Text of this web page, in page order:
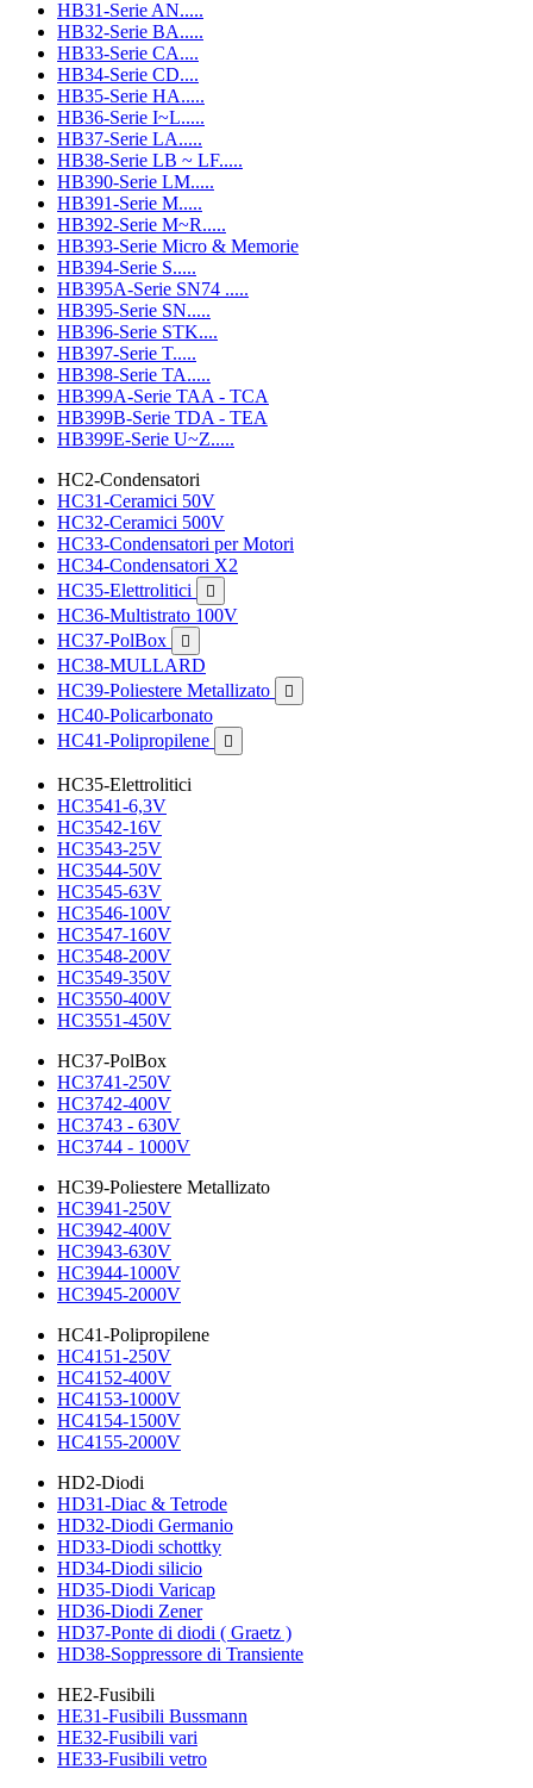
HB31-Serie AN.....
HB32-Serie BA.....
HB33-Serie CA....
HB34-Serie CD....
HB35-Serie HA.....
HB36-Serie I~L.....
HB37-Serie LA.....
HB38-Serie LB ~ LF.....
HB390-Serie LM.....
HB391-Serie M.....
HB392-Serie M~R.....
HB393-Serie Micro & Memorie
HB394-Serie S.....
HB395A-Serie SN74 .....
HB395-Serie SN.....
HB396-Serie STK....
HB397-Serie T.....
HB398-Serie TA.....
HB399A-Serie TAA - TCA
HB399B-Serie TDA - TEA
HB399E-Serie U~Z.....
HC2-Condensatori
HC31-Ceramici 50V
HC32-Ceramici 500V
HC33-Condensatori per Motori
HC34-Condensatori X2
HC35-Elettrolitici

HC36-Multistrato 100V
HC37-PolBox

HC38-MULLARD
HC39-Poliestere Metallizato

HC40-Policarbonato
HC41-Polipropilene

HC35-Elettrolitici
HC3541-6,3V
HC3542-16V
HC3543-25V
HC3544-50V
HC3545-63V
HC3546-100V
HC3547-160V
HC3548-200V
HC3549-350V
HC3550-400V
HC3551-450V
HC37-PolBox
HC3741-250V
HC3742-400V
HC3743 - 630V
HC3744 - 1000V
HC39-Poliestere Metallizato
HC3941-250V
HC3942-400V
HC3943-630V
HC3944-1000V
HC3945-2000V
HC41-Polipropilene
HC4151-250V
HC4152-400V
HC4153-1000V
HC4154-1500V
HC4155-2000V
HD2-Diodi
HD31-Diac & Tetrode
HD32-Diodi Germanio
HD33-Diodi schottky
HD34-Diodi silicio
HD35-Diodi Varicap
HD36-Diodi Zener
HD37-Ponte di diodi ( Graetz )
HD38-Soppressore di Transiente
HE2-Fusibili
HE31-Fusibili Bussmann
HE32-Fusibili vari
HE33-Fusibili vetro